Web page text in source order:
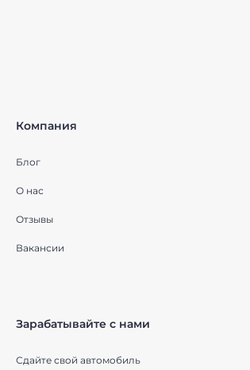
Компания
Блог
О нас
Отзывы
Вакансии
Зарабатывайте с нами
Сдайте свой автомобиль